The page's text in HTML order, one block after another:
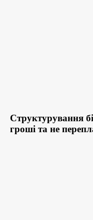
Структурування
гроші та не